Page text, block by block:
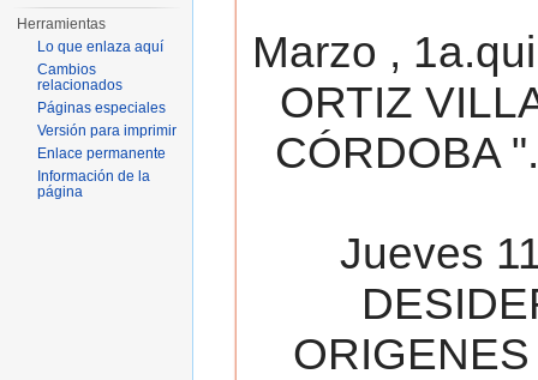
Marzo ,
ORTIZ
CÓRDOBA
Jueves
Herramientas
Lo que enlaza aquí
Cambios
relacionados
Páginas especiales
Versión para imprimir
Enlace permanente
Información de la
página